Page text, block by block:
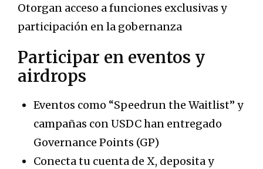
Otorgan acceso a funciones exclusivas y
participación en la gobernanza
Participar en eventos y
airdrops
Eventos como “Speedrun the Waitlist” y
campañas con USDC han entregado
Governance Points (GP)
Conecta tu cuenta de X, deposita y